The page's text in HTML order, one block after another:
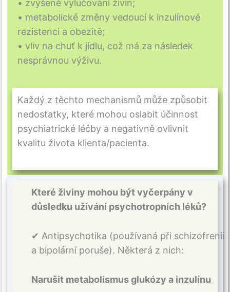
• zvýšené vylučování živin;
• metabolické změny vedoucí k inzulínové
rezistenci a obezitě;
• vliv na chuť k jídlu, což má za následek
nesprávnou výživu.
Každý z těchto mechanismů může způsobit
nedostatky, které mohou oslabit účinnost
psychiatrické léčby a negativně ovlivnit
kvalitu života klienta/pacienta.
Které živiny mohou být vyčerpány v
důsledku užívání psychotropních léků?
✔ Antipsychotika (používaná při schizofrenii
a bipolární poruše). Některá z nich:
Narušit metabolismus glukózy a inzulínu